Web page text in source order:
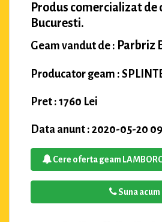
Produs comercializat de
Bucuresti.
Geam vandut de : Parbriz
Producator geam :
Pret : 1760 Lei
Data anunt : 2020-05-20
Cere oferta geam
Suna acum